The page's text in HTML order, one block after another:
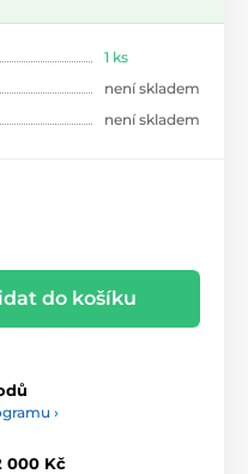
1 ks
není skladem
není skladem
do košíku
›
000 Kč